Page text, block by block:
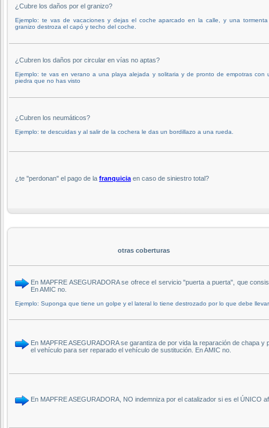
¿Cubre los daños por el granizo?
Ejemplo: te vas de vacaciones y dejas el coche aparcado en la calle, y una
granizo destroza el capó y techo del coche.
¿Cubren los daños por circular en vías no aptas?
Ejemplo: te vas en verano a una playa alejada y solitaria y de pronto de empotras con
piedra que no has visto
¿Cubren los neumáticos?
Ejemplo: te descuidas y al salir de la cochera le das un bordillazo a una rueda.
¿te ''perdonan'' el pago de la franquicia en caso de siniestro total?
otras coberturas
En MAPFRE ASEGURADORA se ofrece el servicio "puerta a puerta", que
En AMIC no.
Ejemplo: Suponga que tiene un golpe y el lateral lo tiene destrozado por lo que debe
En MAPFRE ASEGURADORA se garantiza de por vida la reparación de chapa
el vehículo para ser reparado el vehículo de sustitución. En AMIC no.
En MAPFRE ASEGURADORA, NO indemniza por el catalizador si es el